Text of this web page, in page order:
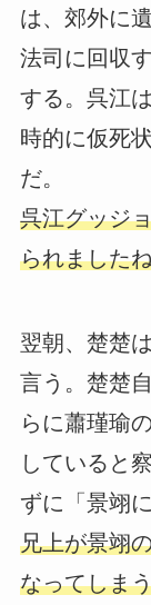
は、郊外に
法司に回収
する。呉江
時的に仮死
だ。
呉江グッジ
られました
翌朝、楚楚
言う。楚楚
らに蕭瑾瑜
していると
ずに「景翊
兄上が景翊
なってしま